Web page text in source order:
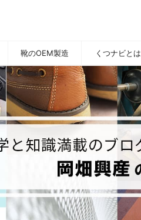
靴のOEM製造 くつナビとは